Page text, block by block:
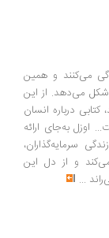
و همین
از این
انسان
ارائه
و از دل این